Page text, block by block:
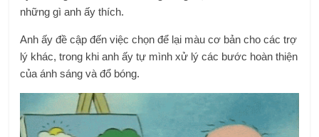
những gì anh ấy thích.
Anh ấy đề cập đến việc chọn để lại màu cơ bản cho các trợ
lý khác, trong khi anh ấy tự mình xử lý các bước hoàn thiện
của ánh sáng và đổ bóng.